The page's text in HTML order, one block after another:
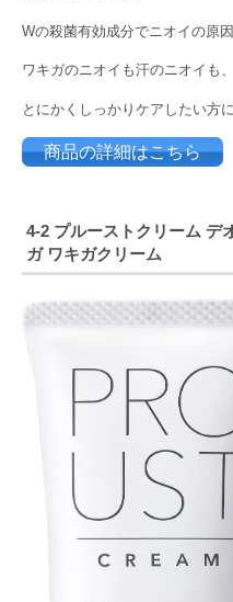
Wの殺菌有効成分でニオイの原
ワキガのニオイも汗のニオイも
とにかくしっかりケアしたい方
商品の詳細はこちら
4-2 プルーストクリーム デ
ガ ワキガクリーム